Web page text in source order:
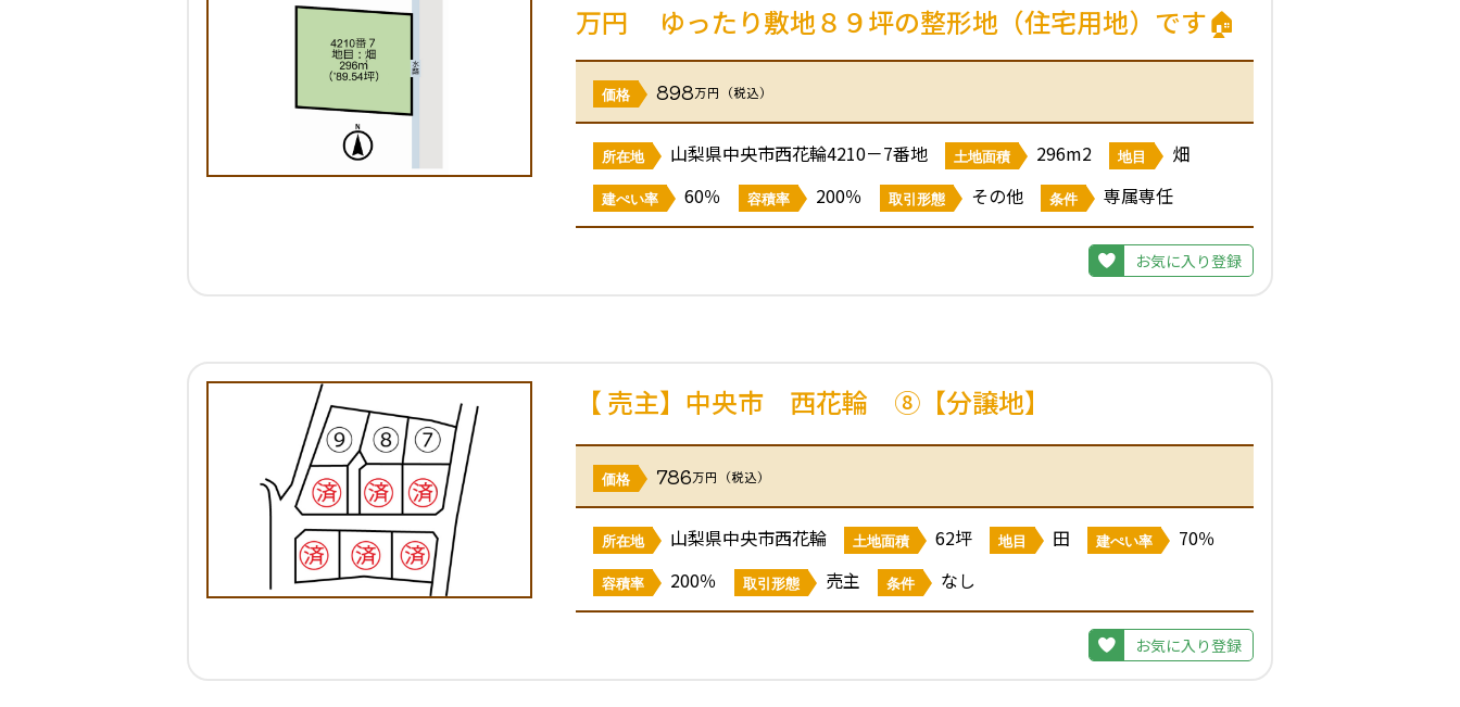
万円 ゆったり敷地８９坪の整形地（住宅用地）です🏠
価格 898万円（税込）
所在地 山梨県中央市西花輪4210－7番地 土地面積 296m2 地目 畑
建ぺい率 60％ 容積率 200％ 取引形態 その他 条件 専属専任
お気に入り登録
【 売主】中央市 西花輪 ⑧【分譲地】
価格 786万円（税込）
所在地 山梨県中央市西花輪 土地面積 62坪 地目 田 建ぺい率 70％
容積率 200％ 取引形態 売主 条件 なし
お気に入り登録